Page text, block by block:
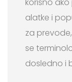
alatke i
za
se
dosledno i